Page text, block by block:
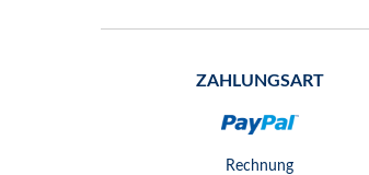
ZAHLUNGSART
Rechnung